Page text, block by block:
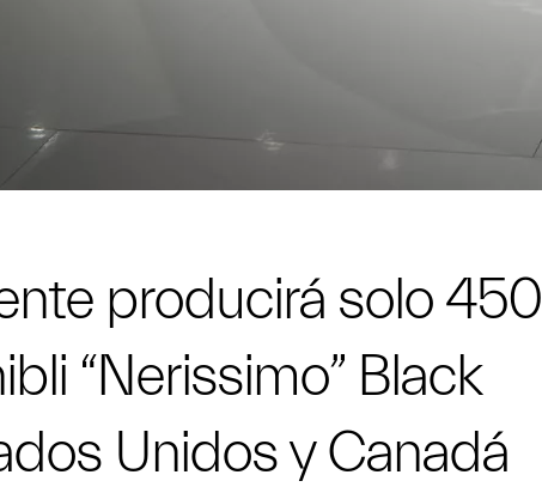
producirá solo 450
“Nerissimo” Black
Unidos y Canadá